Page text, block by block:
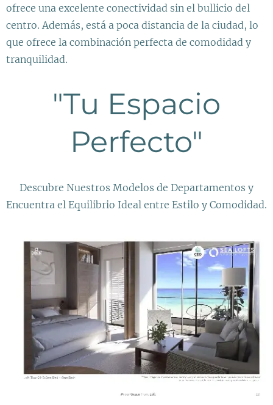
ofrece una excelente conectividad sin el bullicio del
centro. Además, está a poca distancia de la ciudad, lo
que ofrece la combinación perfecta de comodidad y
tranquilidad.
"Tu Espacio
Perfecto"
Descubre Nuestros Modelos de Departamentos y
Encuentra el Equilibrio Ideal entre Estilo y Comodidad.